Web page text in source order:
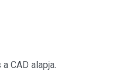
CAD alapja.